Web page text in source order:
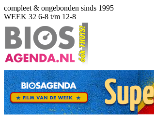
compleet & ongebonden sinds 1995
WEEK 32 6-8 t/m 12-8